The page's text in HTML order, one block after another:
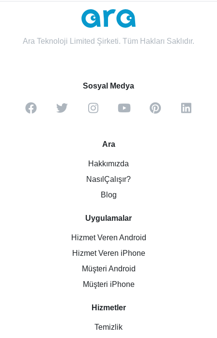
Ara Teknoloji Limited Şirketi. Tüm Hakları Saklıdır.
Sosyal Medya
Ara
Hakkımızda
NasılÇalışır?
Blog
Uygulamalar
Hizmet Veren Android
Hizmet Veren iPhone
Müşteri Android
Müşteri iPhone
Hizmetler
Temizlik